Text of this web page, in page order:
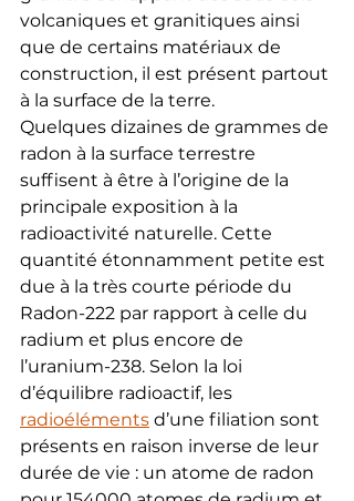
volcaniques et granitiques ainsi
que de certains matériaux de
construction, il est présent partout
à la surface de la terre.
Quelques dizaines de grammes de
radon à la surface terrestre
suffisent à être à l’origine de la
principale exposition à la
radioactivité naturelle. Cette
quantité étonnamment petite est
due à la très courte période du
Radon-222 par rapport à celle du
radium et plus encore de
l’uranium-238. Selon la loi
d’équilibre radioactif, les
radioéléments d’une filiation sont
présents en raison inverse de leur
durée de vie : un atome de radon